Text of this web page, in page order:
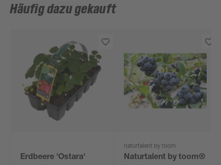
Häufig dazu gekauft
Erdbeere 'Ostara'
naturtalent by toom
Naturtalent by toom®